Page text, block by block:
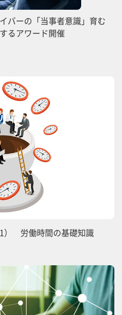
バーの「当事者意識」育む
るアワード開催
） 労働時間の基礎知識